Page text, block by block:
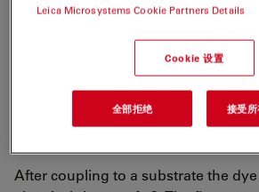
biomolecule. ATTO 542 is very
applications and high-resolution
dSTORM, STED etc.). Additionally
qualifies to be applied in flow
fluorescence in-situ hybridization
After coupling to a substrate the
Leica Microsystems Cookie Partners Details
Cookie 设置
全部拒绝 接受